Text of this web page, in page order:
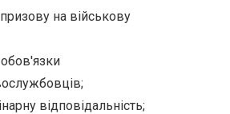
на військову
відповідальність;